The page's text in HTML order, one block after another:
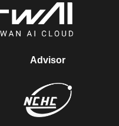
Advisor
另
開